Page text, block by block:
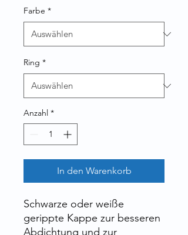
Farbe *
Ring *
Anzahl *
In den Warenkorb
Schwarze oder weiße
gerippte Kappe zur besseren
Abdichtung und zur